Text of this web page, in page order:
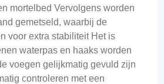
mortelbed Vervolgens worden
gemetseld, waarbij de
voor extra stabiliteit Het is
waterpas en haaks worden
voegen gelijkmatig gevuld zijn
controleren met een